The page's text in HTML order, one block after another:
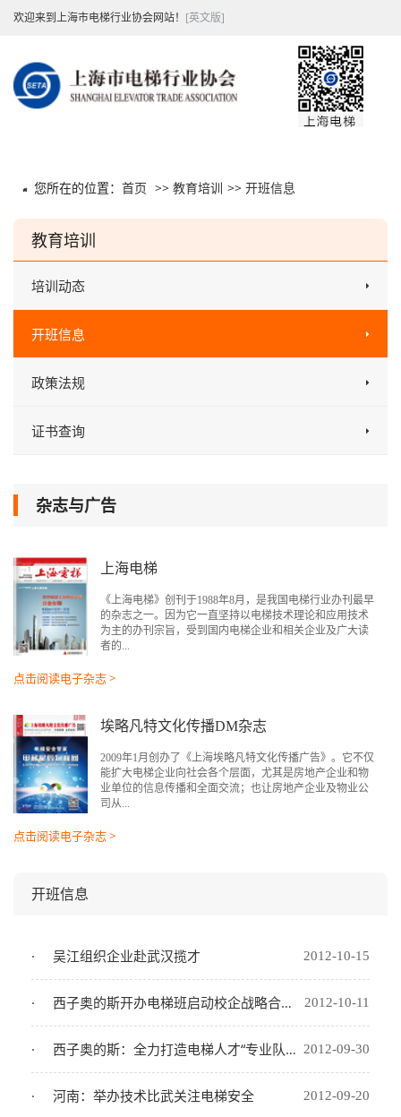
欢迎来到上海市电梯行业协会网站！ [英文版]
您所在的位置： 首页 >> 教育培训 >> 开班信息
教育培训
培训动态
开班信息
政策法规
证书查询
杂志与广告
上海电梯
《上海电梯》创刊于1988年8月，是我国电梯行业办刊最早
的杂志之一。因为它一直坚持以电梯技术理论和应用技术
为主的办刊宗旨，受到国内电梯企业和相关企业及广大读
者的...
点击阅读电子杂志 >
埃略凡特文化传播DM杂志
2009年1月创办了《上海埃略凡特文化传播广告》。它不仅
能扩大电梯企业向社会各个层面，尤其是房地产企业和物
业单位的信息传播和全面交流；也让房地产企业及物业公
司从...
点击阅读电子杂志 >
开班信息
吴江组织企业赴武汉揽才 2012-10-15
西子奥的斯开办电梯班启动校企战略合作计划 2012-10-11
西子奥的斯：全力打造电梯人才“专业队”（组图） 2012-09-30
河南：举办技术比武关注电梯安全 2012-09-20